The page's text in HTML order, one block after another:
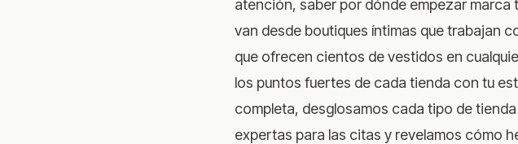
atención, saber por dónde empezar
van desde boutiques íntimas que trabajan
que ofrecen cientos de vestidos en
los puntos fuertes de cada tienda con tu
completa, desglosamos cada tipo de
expertas para las citas y revelamos cómo